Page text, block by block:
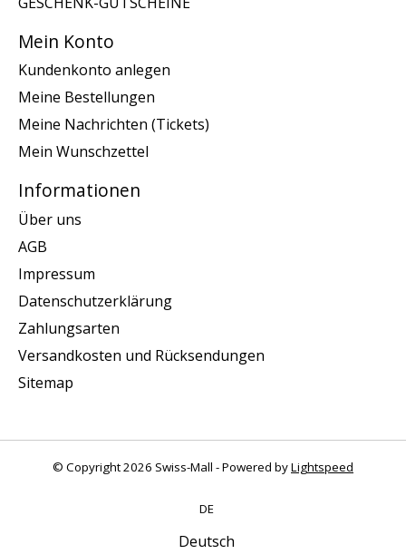
Mein Konto
Kundenkonto anlegen
Meine Bestellungen
Meine Nachrichten (Tickets)
Mein Wunschzettel
Informationen
Über uns
AGB
Impressum
Datenschutzerklärung
Zahlungsarten
Versandkosten und Rücksendungen
Sitemap
© Copyright 2026 Swiss-Mall - Powered byLightspeed
DE
Deutsch